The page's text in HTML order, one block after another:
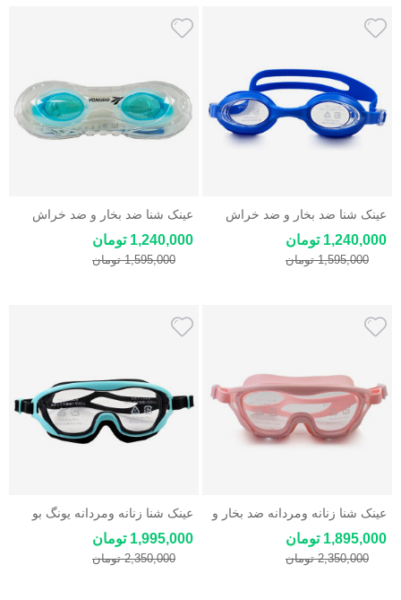
عینک شنا ضد بخار و ضد خراش
یونگ بو Yongbo
1,240,000 تومان
1,595,000 تومان
عینک شنا ضد بخار و ضد خراش
یونگ بو Yongbo
1,240,000 تومان
1,595,000 تومان
عینک شنا زنانه ومردانه ضد بخار و
ضد خراش یونگ بو Yongbo
1,895,000 تومان
2,350,000 تومان
عینک شنا زنانه ومردانه یونگ بو
Yongbo
1,995,000 تومان
2,350,000 تومان